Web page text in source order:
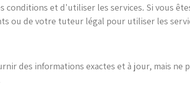
conditions et d'utiliser les services. Si vous
ou de votre tuteur légal pour utiliser les
des informations exactes et à jour, mais ne